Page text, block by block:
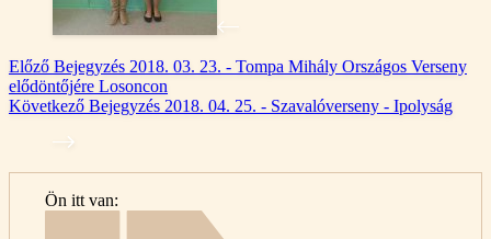
Előző Bejegyzés 2018. 03. 23. - Tompa Mihály Országos Verseny
elődöntőjére Losoncon
Következő Bejegyzés 2018. 04. 25. - Szavalóverseny - Ipolyság
Ön itt van: